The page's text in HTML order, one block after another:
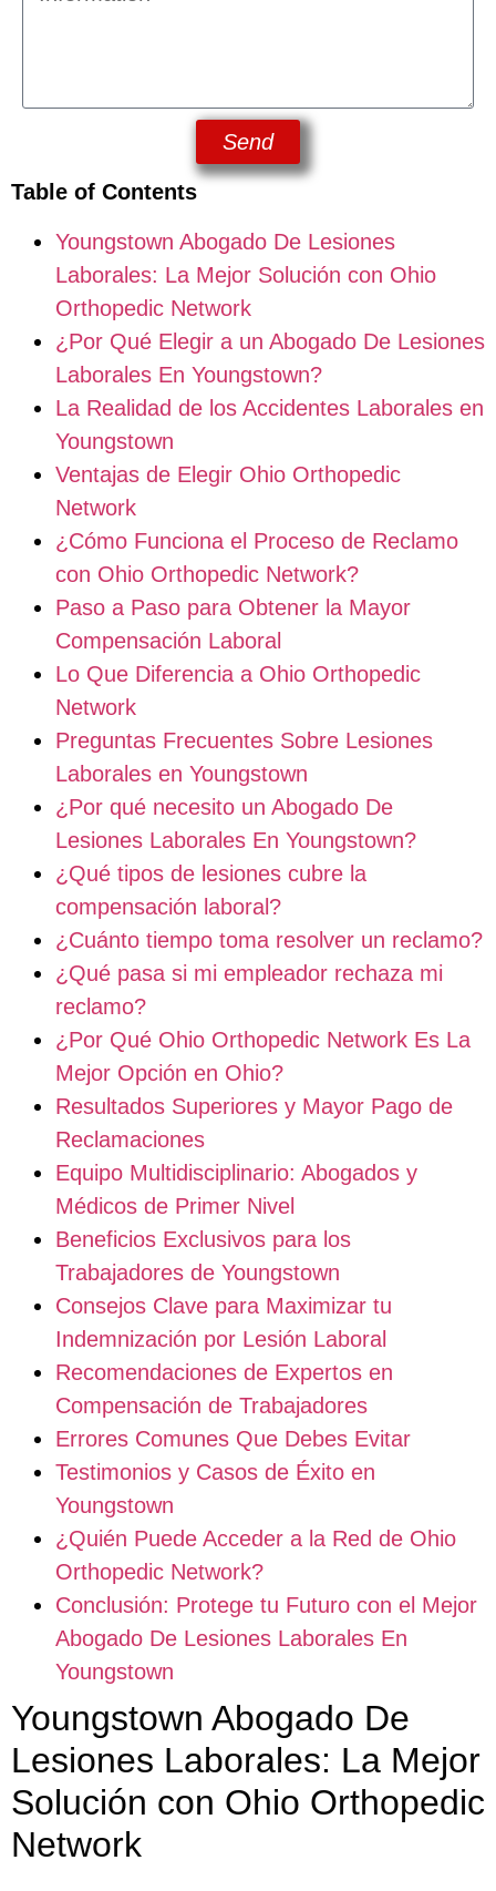
Send
Table of Contents
Youngstown Abogado De Lesiones
Laborales: La Mejor Solución con Ohio
Orthopedic Network
¿Por Qué Elegir a un Abogado De Lesiones
Laborales En Youngstown?
La Realidad de los Accidentes Laborales en
Youngstown
Ventajas de Elegir Ohio Orthopedic
Network
¿Cómo Funciona el Proceso de Reclamo
con Ohio Orthopedic Network?
Paso a Paso para Obtener la Mayor
Compensación Laboral
Lo Que Diferencia a Ohio Orthopedic
Network
Preguntas Frecuentes Sobre Lesiones
Laborales en Youngstown
¿Por qué necesito un Abogado De
Lesiones Laborales En Youngstown?
¿Qué tipos de lesiones cubre la
compensación laboral?
¿Cuánto tiempo toma resolver un reclamo?
¿Qué pasa si mi empleador rechaza mi
reclamo?
¿Por Qué Ohio Orthopedic Network Es La
Mejor Opción en Ohio?
Resultados Superiores y Mayor Pago de
Reclamaciones
Equipo Multidisciplinario: Abogados y
Médicos de Primer Nivel
Beneficios Exclusivos para los
Trabajadores de Youngstown
Consejos Clave para Maximizar tu
Indemnización por Lesión Laboral
Recomendaciones de Expertos en
Compensación de Trabajadores
Errores Comunes Que Debes Evitar
Testimonios y Casos de Éxito en
Youngstown
¿Quién Puede Acceder a la Red de Ohio
Orthopedic Network?
Conclusión: Protege tu Futuro con el Mejor
Abogado De Lesiones Laborales En
Youngstown
Youngstown Abogado De
Lesiones Laborales: La Mejor
Solución con Ohio Orthopedic
Network